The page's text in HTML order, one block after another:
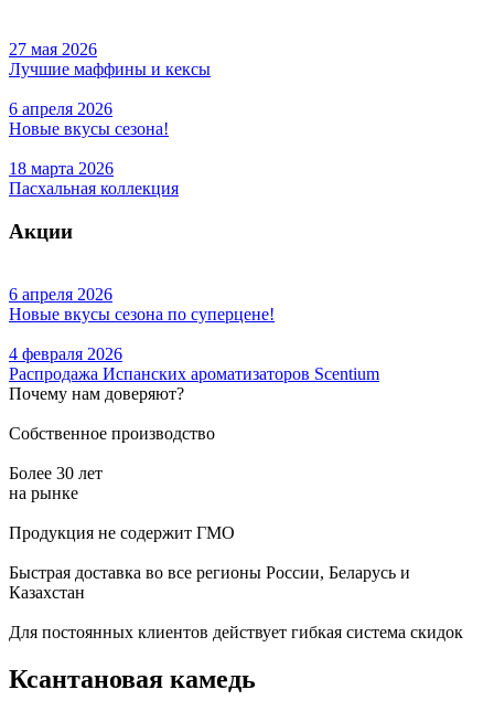
27 мая 2026
Лучшие маффины и кексы
6 апреля 2026
Новые вкусы сезона!
18 марта 2026
Пасхальная коллекция
Акции
6 апреля 2026
Новые вкусы сезона по суперцене!
4 февраля 2026
Распродажа Испанских ароматизаторов Scentium
Почему нам доверяют?
Собственное производство
Более 30 лет
на рынке
Продукция не содержит ГМО
Быстрая доставка во все регионы России, Беларусь и
Казахстан
Для постоянных клиентов действует гибкая система скидок
Ксантановая камедь